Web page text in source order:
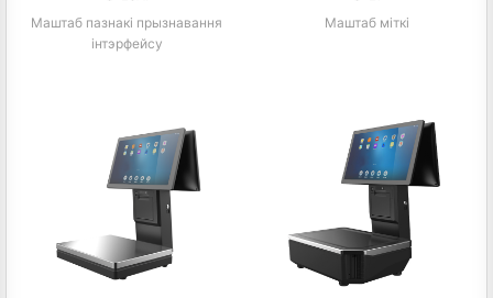
Маштаб пазнакі прызнавання
інтэрфейсу
Маштаб міткі